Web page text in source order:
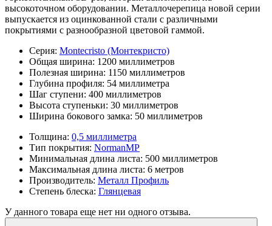
высокоточном оборудовании. Металлочерепица новой серии
выпускается из оцинкованной стали с различными
покрытиями с разнообразной цветовой гаммой.
Серия: Montecristo (Монтекристо)
Общая ширина: 1200 миллиметров
Полезная ширина: 1150 миллиметров
Глубина профиля: 54 миллиметра
Шаг ступени: 400 миллиметров
Высота ступеньки: 30 миллиметров
Ширина бокового замка: 50 миллиметров
Толщина: 0,5 миллиметра
Тип покрытия: NormanMP
Минимальная длина листа: 500 миллиметров
Максимальная длина листа: 6 метров
Производитель: Металл Профиль
Степень блеска: Глянцевая
У данного товара еще нет ни одного отзыва.